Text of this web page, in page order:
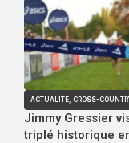
ACTUALITÉ CROSS-
Jimmy Gressier
triplé historique